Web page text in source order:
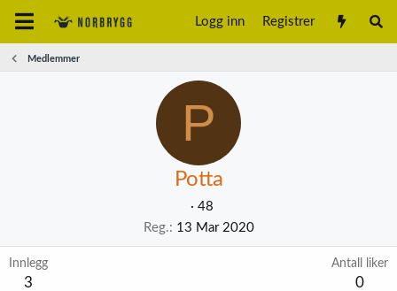
Logg inn Registrer
Medlemmer
P
Potta
· 48
Reg.
13 Mar 2020
Innlegg
3
Antall liker
0